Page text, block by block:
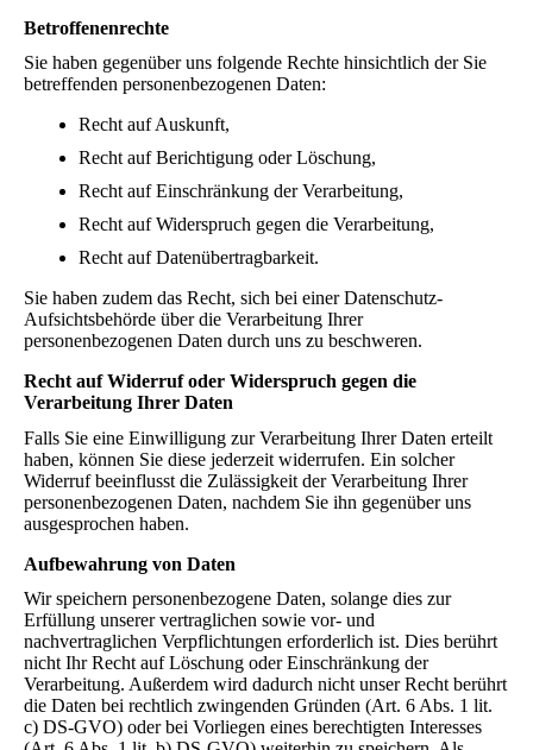
Betroffenenrechte
Sie haben gegenüber uns folgende Rechte hinsichtlich der Sie
betreffenden personenbezogenen Daten:
Recht auf Auskunft,
Recht auf Berichtigung oder Löschung,
Recht auf Einschränkung der Verarbeitung,
Recht auf Widerspruch gegen die Verarbeitung,
Recht auf Datenübertragbarkeit.
Sie haben zudem das Recht, sich bei einer Datenschutz-
Aufsichtsbehörde über die Verarbeitung Ihrer
personenbezogenen Daten durch uns zu beschweren.
Recht auf Widerruf oder Widerspruch gegen die
Verarbeitung Ihrer Daten
Falls Sie eine Einwilligung zur Verarbeitung Ihrer Daten erteilt
haben, können Sie diese jederzeit widerrufen. Ein solcher
Widerruf beeinflusst die Zulässigkeit der Verarbeitung Ihrer
personenbezogenen Daten, nachdem Sie ihn gegenüber uns
ausgesprochen haben.
Aufbewahrung von Daten
Wir speichern personenbezogene Daten, solange dies zur
Erfüllung unserer vertraglichen sowie vor- und
nachvertraglichen Verpflichtungen erforderlich ist. Dies berührt
nicht Ihr Recht auf Löschung oder Einschränkung der
Verarbeitung. Außerdem wird dadurch nicht unser Recht berührt
die Daten bei rechtlich zwingenden Gründen (Art. 6 Abs. 1 lit.
c) DS-GVO) oder bei Vorliegen eines berechtigten Interesses